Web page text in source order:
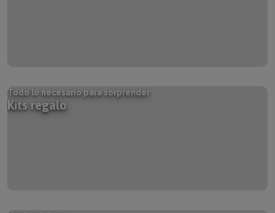
Kits regalo